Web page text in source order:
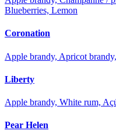
Blueberries, Lemon
Coronation
Apple brandy, Apricot
Liberty
Apple brandy, White rum,
Pear Helen